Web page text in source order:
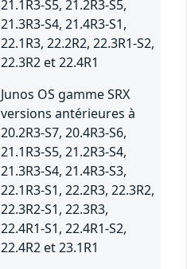
21.1R3-S5, 21.2R3-S5,
21.3R3-S4, 21.4R3-S1,
22.1R3, 22.2R2, 22.3R1-S2,
22.3R2 et 22.4R1
Junos OS gamme SRX
versions antérieures à
20.2R3-S7, 20.4R3-S6,
21.1R3-S5, 21.2R3-S4,
21.3R3-S4, 21.4R3-S3,
22.1R3-S1, 22.2R3, 22.3R2,
22.3R2-S1, 22.3R3,
22.4R1-S1, 22.4R1-S2,
22.4R2 et 23.1R1